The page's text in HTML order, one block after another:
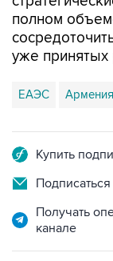
полном
уже
ЕАЭС Армения
Купить
Получать
канале